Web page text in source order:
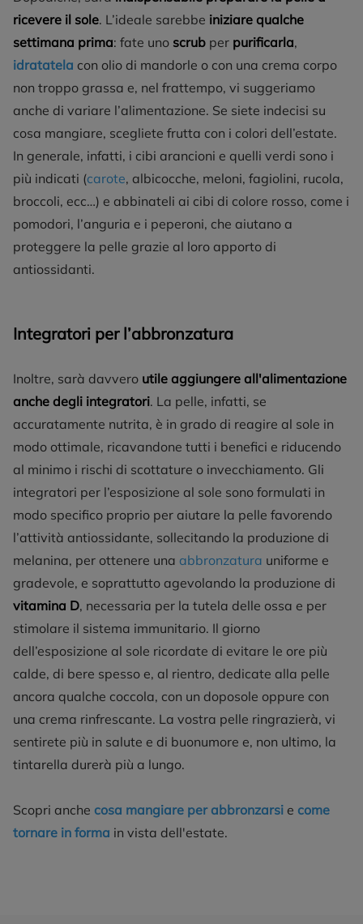
ricevere il sole. L’ideale sarebbe iniziare qualche
settimana prima: fate uno scrub per purificarla,
idratatela con olio di mandorle o con una crema corpo
non troppo grassa e, nel frattempo, vi suggeriamo
anche di variare l’alimentazione. Se siete indecisi su
cosa mangiare, scegliete frutta con i colori dell’estate.
In generale, infatti, i cibi arancioni e quelli verdi sono i
più indicati (carote, albicocche, meloni, fagiolini, rucola,
broccoli, ecc…) e abbinateli ai cibi di colore rosso, come i
pomodori, l’anguria e i peperoni, che aiutano a
proteggere la pelle grazie al loro apporto di
antiossidanti.
Integratori per l’abbronzatura
Inoltre, sarà davvero utile aggiungere all'alimentazione
anche degli integratori. La pelle, infatti, se
accuratamente nutrita, è in grado di reagire al sole in
modo ottimale, ricavandone tutti i benefici e riducendo
al minimo i rischi di scottature o invecchiamento. Gli
integratori per l’esposizione al sole sono formulati in
modo specifico proprio per aiutare la pelle favorendo
l’attività antiossidante, sollecitando la produzione di
melanina, per ottenere una abbronzatura uniforme e
gradevole, e soprattutto agevolando la produzione di
vitamina D, necessaria per la tutela delle ossa e per
stimolare il sistema immunitario. Il giorno
dell’esposizione al sole ricordate di evitare le ore più
calde, di bere spesso e, al rientro, dedicate alla pelle
ancora qualche coccola, con un doposole oppure con
una crema rinfrescante. La vostra pelle ringrazierà, vi
sentirete più in salute e di buonumore e, non ultimo, la
tintarella durerà più a lungo.
Scopri anche cosa mangiare per abbronzarsi e come
tornare in forma in vista dell'estate.